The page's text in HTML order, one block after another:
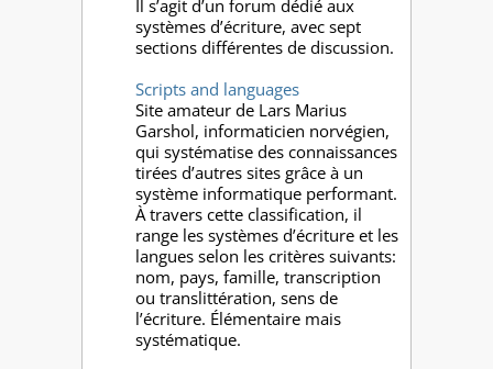
Il s’agit d’un forum dédié aux
systèmes d’écriture, avec sept
sections différentes de discussion.
Scripts and languages
Site amateur de Lars Marius
Garshol, informaticien norvégien,
qui systématise des connaissances
tirées d’autres sites grâce à un
système informatique performant.
À travers cette classification, il
range les systèmes d’écriture et les
langues selon les critères suivants:
nom, pays, famille, transcription
ou translittération, sens de
l’écriture. Élémentaire mais
systématique.